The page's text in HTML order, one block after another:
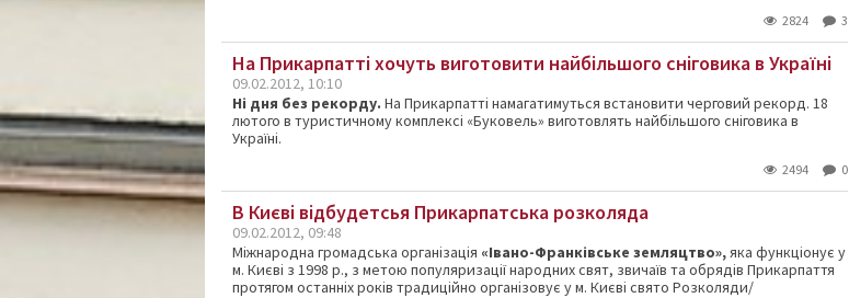
2824 3
На Прикарпатті хочуть виготовити найбільшого сніговика в Україні
09.02.2012, 10:10
Ні дня без рекорду. На Прикарпатті намагатимуться встановити черговий рекорд. 18
лютого в туристичному комплексі «Буковель» виготовлять найбільшого сніговика в
Україні.
2494 0
В Києві відбудетсья Прикарпатська розколяда
09.02.2012, 09:48
Міжнародна громадська організація «Івано-Франківське земляцтво», яка функціонує у
м. Києві з 1998 р., з метою популяризації народних свят, звичаїв та обрядів Прикарпаття
протягом останніх років традиційно організовує у м. Києві свято Розколяди/